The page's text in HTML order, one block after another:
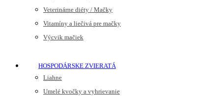
Veterinárne diéty / Mačky
Vitamíny a liečivá pre mačky
Výcvik mačiek
HOSPODÁRSKE ZVIERATÁ
Liahne
Umelé kvočky a vyhrievanie